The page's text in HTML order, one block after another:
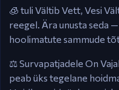
🧊 tuli Vältib Vett, Vesi
reegel. Ära unusta seda
hoolimatute sammude
⚖️ Survapatjadele On
peab üks tegelane